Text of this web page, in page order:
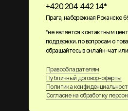
+420 204 442 14*
Прага, набережная Роханске
Правообладателям
Публичный договор-оферты
Политика
Согласие на обработку
*не является контактным
поддержки. по вопросам о
обращайтесь в онлайн-чат